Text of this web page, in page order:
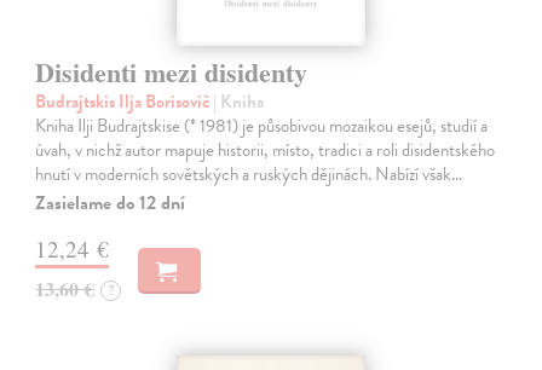
Disidenti mezi disidenty
Budrajtskis Ilja Borisovič| Kniha
Kniha Ilji Budrajtskise (* 1981) je působivou mozaikou esejů, studií a
úvah, v nichž autor mapuje historii, místo, tradici a roli disidentského
hnutí v moderních sovětských a ruských dějinách. Nabízí však…
Zasielame do 12 dní
12,24 €
13,60 € ?